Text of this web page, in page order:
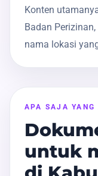
Konten
Badan
nama lokasi
APA SAJA YANG
untuk